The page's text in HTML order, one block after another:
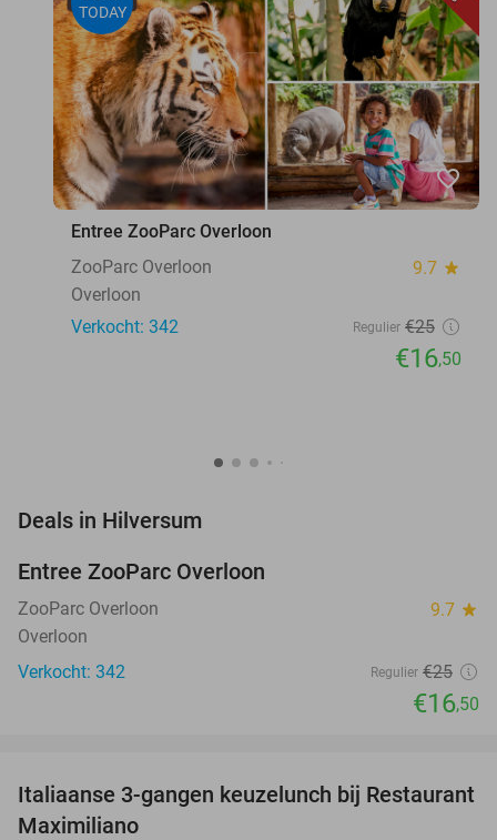
TODAY
favorite_border
Entree ZooParc Overloon
ZooParc Overloon
9.7 star
Overloon
Verkocht: 342
Regulier €25
€16,50
Deals in Hilversum
TODAY
Entree ZooParc Overloon
ZooParc Overloon 9.7 star
Overloon
Verkocht: 342
Regulier €25
€16,50
42%
Italiaanse 3-gangen keuzelunch bij Restaurant
Maximiliano